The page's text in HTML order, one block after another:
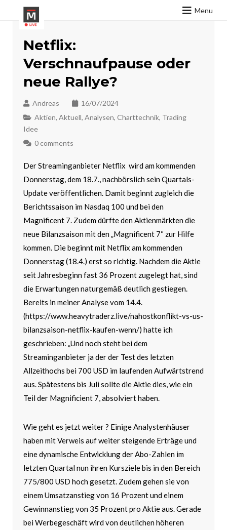
Menu
Netflix:
Verschnaufpause oder
neue Rallye?
Andreas
16/07/2024
Aktien, Aktuell, Analysen, Charttechnik, Trading
Idee
0 comments
Der Streaminganbieter Netflix wird am kommenden
Donnerstag, dem 18.7., nachbörslich sein Quartals-
Update veröffentlichen. Damit beginnt zugleich die
Berichtssaison im Nasdaq 100 und bei den
Magnificent 7. Zudem dürfte den Aktienmärkten die
neue Bilanzsaison mit den „Magnificent 7“ zur Hilfe
kommen. Die beginnt mit Netflix am kommenden
Donnerstag (18.4.) erst so richtig. Nachdem die Aktie
seit Jahresbeginn fast 36 Prozent zugelegt hat, sind
die Erwartungen naturgemäß deutlich gestiegen.
Bereits in meiner Analyse vom 14.4.
(https://www.heavytraderz.live/nahostkonflikt-vs-us-
bilanzsaison-netflix-kaufen-wenn/) hatte ich
geschrieben: „Und noch steht bei dem
Streaminganbieter ja der der Test des letzten
Allzeithochs bei 700 USD im laufenden Aufwärtstrend
aus. Spätestens bis Juli sollte die Aktie dies, wie ein
Teil der Magnificient 7, absolviert haben.
Wie geht es jetzt weiter ? Einige Analystenhäuser
haben mit Verweis auf weiter steigende Erträge und
eine dynamische Entwicklung der Abo-Zahlen im
letzten Quartal nun ihren Kursziele bis in den Bereich
775/800 USD hoch gesetzt. Zudem gehen sie von
einem Umsatzanstieg von 16 Prozent und einem
Gewinnanstieg von 35 Prozent pro Aktie aus. Gerade
bei Werbegeschäft wird von deutlichen höheren